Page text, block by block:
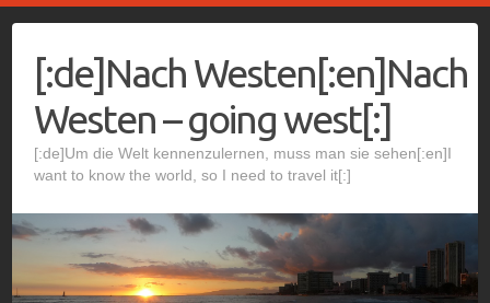
content[:de]Nach Westen[:en]Nach
Westen – going west[:]
[:de]Um die Welt kennenzulernen, muss man sie sehen[:en]I
want to know the world, so I need to travel it[:]